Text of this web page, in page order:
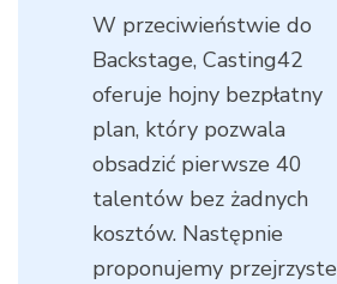
W przeciwieństwie do
Backstage, Casting42
oferuje hojny bezpłatny
plan, który pozwala
obsadzić pierwsze 40
talentów bez żadnych
kosztów. Następnie
proponujemy przejrzyste